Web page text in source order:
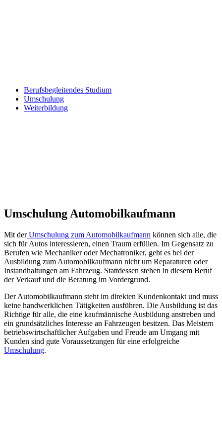
Berufsbegleitendes Studium
Umschulung
Weiterbildung
Umschulung Automobilkaufmann
Mit derUmschulung zum Automobilkaufmann können sich alle, die
sich für Autos interessieren, einen Traum erfüllen. Im Gegensatz zu
Berufen wie Mechaniker oder Mechatroniker, geht es bei der
Ausbildung zum Automobilkaufmann nicht um Reparaturen oder
Instandhaltungen am Fahrzeug. Stattdessen stehen in diesem Beruf
der Verkauf und die Beratung im Vordergrund.
Der Automobilkaufmann steht im direkten Kundenkontakt und muss
keine handwerklichen Tätigkeiten ausführen. Die Ausbildung ist das
Richtige für alle, die eine kaufmännische Ausbildung anstreben und
ein grundsätzliches Interesse an Fahrzeugen besitzen. Das Meistern
betriebswirtschaftlicher Aufgaben und Freude am Umgang mit
Kunden sind gute Voraussetzungen für eine erfolgreiche
Umschulung.